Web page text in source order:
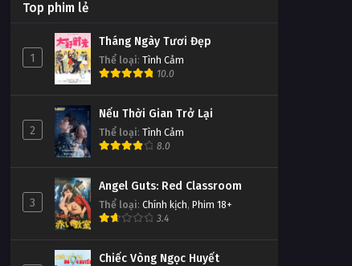
Top phim lẻ
1
Tháng Ngày Tươi Đẹp
Thể loại: Tình Cảm
10.0
2
Nếu Thời Gian Trở Lại
Thể loại: Tình Cảm
8.0
3
Angel Guts: Red Classroom
Thể loại: Chính kịch, Phim 18+
3.4
Chiếc Vòng Ngọc Huyết